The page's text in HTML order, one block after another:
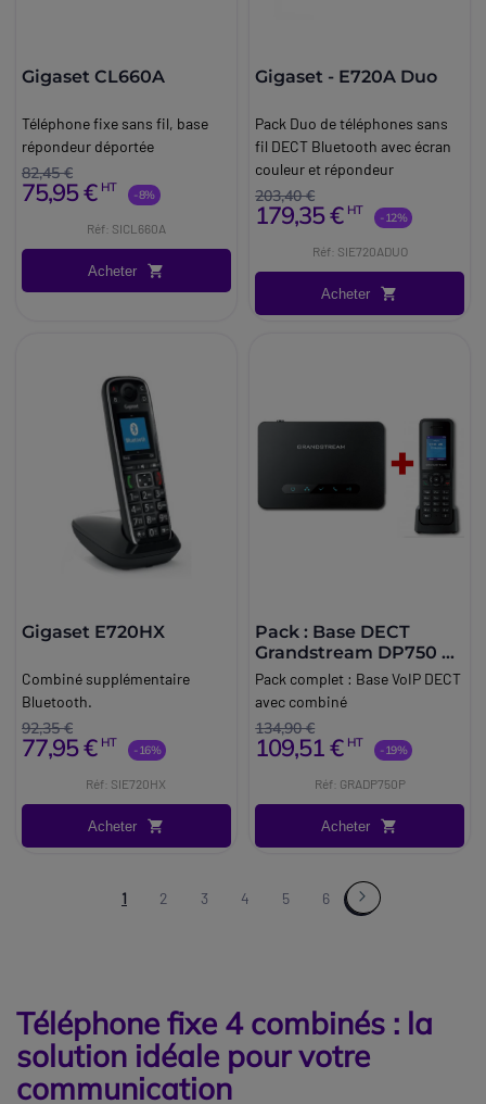
Gigaset CL660A
Téléphone fixe sans fil, base
répondeur déportée
82,45 €
75,95 € HT -8%
Réf: SICL660A
Acheter
Gigaset - E720A Duo
Pack Duo de téléphones sans
fil DECT Bluetooth avec écran
couleur et répondeur
203,40 €
179,35 € HT -12%
Réf: SIE720ADUO
Acheter
Gigaset E720HX
Combiné supplémentaire
Bluetooth.
92,35 €
77,95 € HT -16%
Réf: SIE720HX
Acheter
Pack : Base DECT
Grandstream DP750 +
combiné DP720
Pack complet : Base VoIP DECT
avec combiné
134,90 €
109,51 € HT -19%
Réf: GRADP750P
Acheter
1 2 3 4 5 6
Téléphone fixe 4 combinés : la
solution idéale pour votre
communication